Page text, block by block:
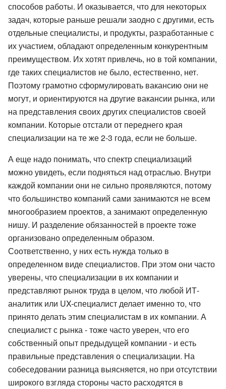
способов работы. И оказывается, что для некоторых
задач, которые раньше решали заодно с другими, есть
отдельные специалисты, и продукты, разработанные с
их участием, обладают определенным конкурентным
преимуществом. Их хотят привлечь, но в той компании,
где таких специалистов не было, естественно, нет.
Поэтому грамотно сформулировать вакансию они не
могут, и ориентируются на другие вакансии рынка, или
на представления своих других специалистов своей
компании. Которые отстали от переднего края
специализации на те же 2-3 года, если не больше.
А еще надо понимать, что спектр специализаций
можно увидеть, если подняться над отраслью. Внутри
каждой компании они не сильно проявляются, потому
что большинство компаний сами занимаются не всем
многообразием проектов, а занимают определенную
нишу. И разделение обязанностей в проекте тоже
организовано определенным образом.
Соответственно, у них есть нужда только в
определенном виде специалистов. При этом они часто
уверены, что специализации в их компании и
представляют рынок труда в целом, что любой ИТ-
аналитик или UX-специалист делает именно то, что
принято делать этим специалистам в их компании. А
специалист с рынка - тоже часто уверен, что его
собственный опыт предыдущей компании - и есть
правильные представления о специализации. На
собеседовании разница выясняется, но при отсутствии
широкого взгляда стороны часто расходятся в